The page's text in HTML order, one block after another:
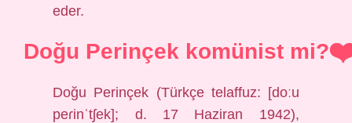
eder.
Doğu Perinçek komünist mi?
Doğu Perinçek (Türkçe telaffuz: [doːu
peɾinˈtʃek]; d. 17 Haziran 1942),